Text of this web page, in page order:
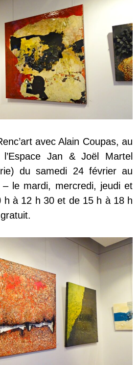
avec Alain Coupas, au
Jan & Joël Martel
du samedi 24 février au
le mardi, mercredi, jeudi et
h à 12 h 30 et de 15 h à 18 h